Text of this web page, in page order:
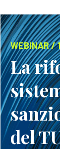
WEBINAR /
La
del